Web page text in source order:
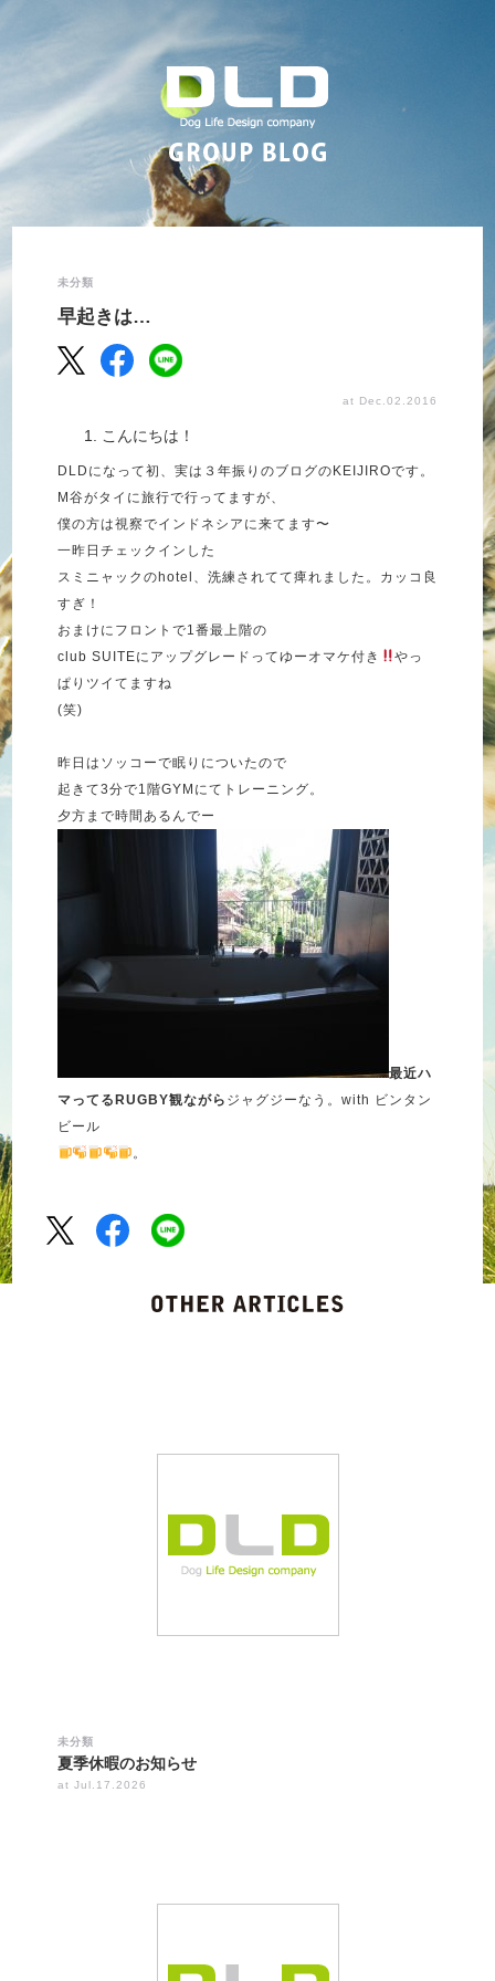
未分類
早起きは…
at Dec.02.2016
こんにちは！
DLDになって初、実は３年振りのブログのKEIJIROです。
M谷がタイに旅行で行ってますが、
僕の方は視察でインドネシアに来てます〜
一昨日チェックインした
スミニャックのhotel、洗練されてて痺れました。カッコ良
すぎ！
おまけにフロントで1番最上階の
club SUITEにアップグレードってゆーオマケ付き
やっ
ぱりツイてますね
(笑)
昨日はソッコーで眠りについたので
起きて3分で1階GYMにてトレーニング。
夕方まで時間あるんでー
最近ハ
マってるRUGBY観ながら ジャグジーなう。with ビンタン
ビール
。
未分類
夏季休暇のお知らせ
at Jul.17.2026